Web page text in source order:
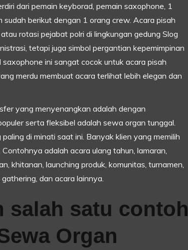
dari pemain keyborad, pemain saxophone, 1
berikut dengan 1 orang crew. Acara pisah
rotasi pejabat polri di lingkungan gedung Slog
tetapi juga simbol pergantian kepemimpinan
ini sangat cocok untuk acara pisah
merdu membuat acara terlihat lebih elegan dan
yang menyenangkan adalah dengan
serta fleksibel adalah sewa organ tunggal.
di minati saat ini. Banyak klien yang memilih
adalah acara ulang tahun, lamaran,
khitanan, launching produk, komunitas, turnamen,
dan acara lainnya.
salah satu contoh
Organ